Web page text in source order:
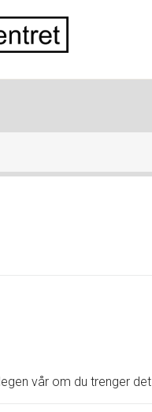
vår om du trenger det